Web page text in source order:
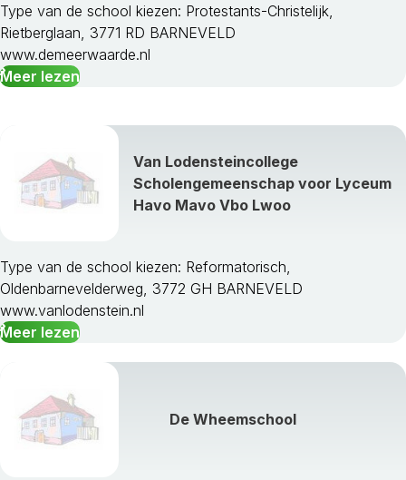
Rijnwaarden
Rozendaal
Scherpenzeel
Tiel
West Maas En Waal
Westervoort
Wijchen
Zaltbommel
Zevenaar
Type van de school kiezen: Protestants-Christelijk,
Rietberglaan, 3771 RD BARNEVELD
www.demeerwaarde.nl
Meer lezen
Van Lodensteincollege
Scholengemeenschap voor Lyceum
Havo Mavo Vbo Lwoo
Type van de school kiezen: Reformatorisch,
Oldenbarnevelderweg, 3772 GH BARNEVELD
www.vanlodenstein.nl
Meer lezen
De Wheemschool